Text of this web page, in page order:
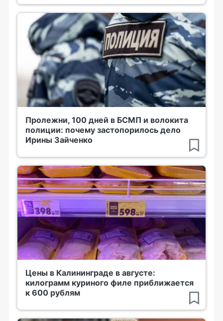
Пролежни, 100 дней в БСМП и волокита
полиции: почему застопорилось дело
Ирины Зайченко
Цены в Калининграде в августе:
килограмм куриного филе приближается
к 600 рублям